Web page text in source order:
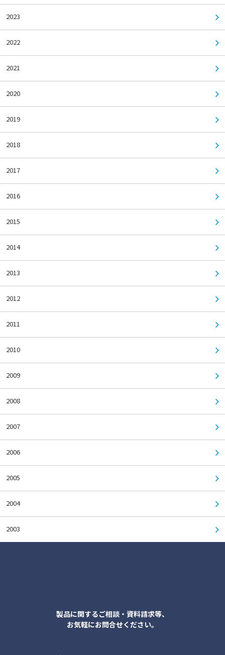
2023
2022
2021
2020
2019
2018
2017
2016
2015
2014
2013
2012
2011
2010
2009
2008
2007
2006
2005
2004
2003
製品に関するご相談・資料請求等、
お気軽にお問合せください。